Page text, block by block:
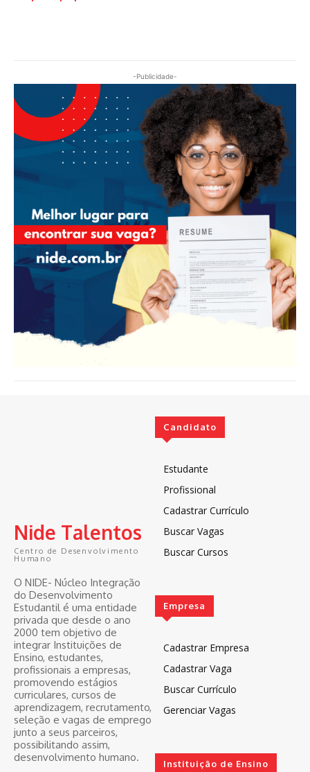
-Publicidade-
Nide Talentos
Centro de Desenvolvimento
Humano
O NIDE- Núcleo Integração
do Desenvolvimento
Estudantil é uma entidade
privada que desde o ano
2000 tem objetivo de
integrar Instituições de
Ensino, estudantes,
profissionais a empresas,
promovendo estágios
curriculares, cursos de
aprendizagem, recrutamento,
seleção e vagas de emprego
junto a seus parceiros,
possibilitando assim,
desenvolvimento humano.
Candidato
Estudante
Profissional
Cadastrar Currículo
Buscar Vagas
Buscar Cursos
Empresa
Cadastrar Empresa
Cadastrar Vaga
Buscar Currículo
Gerenciar Vagas
Instituição de Ensino